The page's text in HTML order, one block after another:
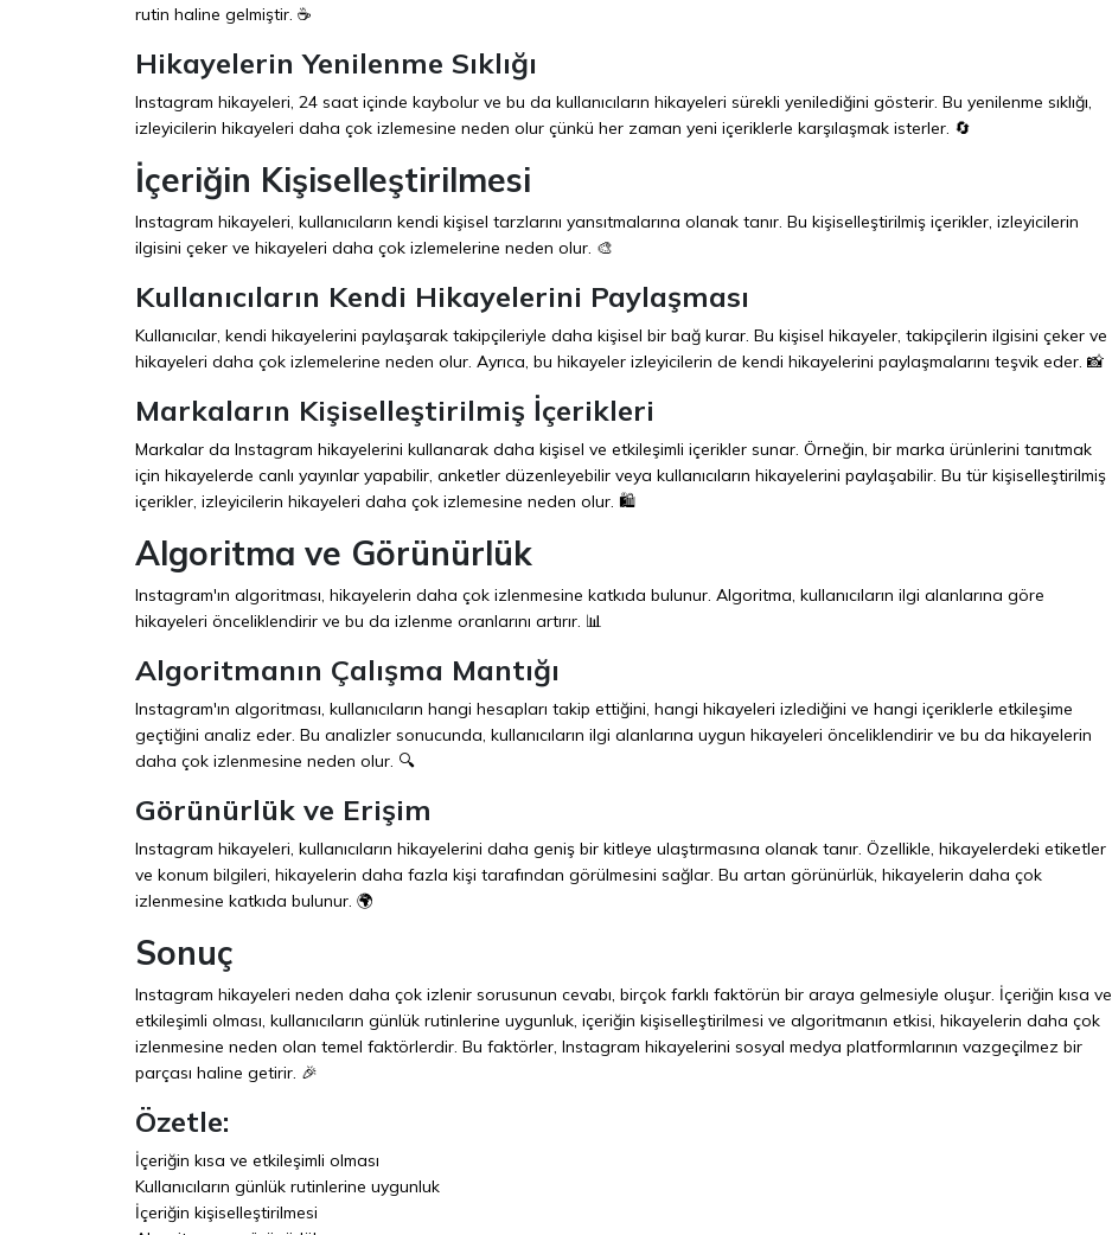
rutin haline gelmiştir. ☕
Hikayelerin Yenilenme Sıklığı
Instagram hikayeleri, 24 saat içinde kaybolur ve bu da kullanıcıların hikayeleri sürekli yenilediğini gösterir. Bu yenilenme sıklığı,
izleyicilerin hikayeleri daha çok izlemesine neden olur çünkü her zaman yeni içeriklerle karşılaşmak isterler. 🔄
İçeriğin Kişiselleştirilmesi
Instagram hikayeleri, kullanıcıların kendi kişisel tarzlarını yansıtmalarına olanak tanır. Bu kişiselleştirilmiş içerikler, izleyicilerin
ilgisini çeker ve hikayeleri daha çok izlemelerine neden olur. 🎨
Kullanıcıların Kendi Hikayelerini Paylaşması
Kullanıcılar, kendi hikayelerini paylaşarak takipçileriyle daha kişisel bir bağ kurar. Bu kişisel hikayeler, takipçilerin ilgisini çeker ve
hikayeleri daha çok izlemelerine neden olur. Ayrıca, bu hikayeler izleyicilerin de kendi hikayelerini paylaşmalarını teşvik eder. 📸
Markaların Kişiselleştirilmiş İçerikleri
Markalar da Instagram hikayelerini kullanarak daha kişisel ve etkileşimli içerikler sunar. Örneğin, bir marka ürünlerini tanıtmak
için hikayelerde canlı yayınlar yapabilir, anketler düzenleyebilir veya kullanıcıların hikayelerini paylaşabilir. Bu tür kişiselleştirilmiş
içerikler, izleyicilerin hikayeleri daha çok izlemesine neden olur. 🛍️
Algoritma ve Görünürlük
Instagram'ın algoritması, hikayelerin daha çok izlenmesine katkıda bulunur. Algoritma, kullanıcıların ilgi alanlarına göre
hikayeleri önceliklendirir ve bu da izlenme oranlarını artırır. 📊
Algoritmanın Çalışma Mantığı
Instagram'ın algoritması, kullanıcıların hangi hesapları takip ettiğini, hangi hikayeleri izlediğini ve hangi içeriklerle etkileşime
geçtiğini analiz eder. Bu analizler sonucunda, kullanıcıların ilgi alanlarına uygun hikayeleri önceliklendirir ve bu da hikayelerin
daha çok izlenmesine neden olur. 🔍
Görünürlük ve Erişim
Instagram hikayeleri, kullanıcıların hikayelerini daha geniş bir kitleye ulaştırmasına olanak tanır. Özellikle, hikayelerdeki etiketler
ve konum bilgileri, hikayelerin daha fazla kişi tarafından görülmesini sağlar. Bu artan görünürlük, hikayelerin daha çok
izlenmesine katkıda bulunur. 🌍
Sonuç
Instagram hikayeleri neden daha çok izlenir sorusunun cevabı, birçok farklı faktörün bir araya gelmesiyle oluşur. İçeriğin kısa ve
etkileşimli olması, kullanıcıların günlük rutinlerine uygunluk, içeriğin kişiselleştirilmesi ve algoritmanın etkisi, hikayelerin daha çok
izlenmesine neden olan temel faktörlerdir. Bu faktörler, Instagram hikayelerini sosyal medya platformlarının vazgeçilmez bir
parçası haline getirir. 🎉
Özetle:
İçeriğin kısa ve etkileşimli olması
Kullanıcıların günlük rutinlerine uygunluk
İçeriğin kişiselleştirilmesi